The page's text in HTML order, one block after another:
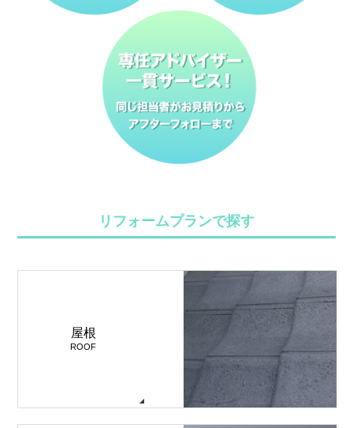
リフォームプランで探す
屋根
ROOF